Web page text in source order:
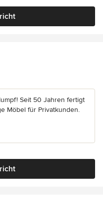
5 Sternen
Seit 50 Jahren fertigt
Möbel für Privatkunden.